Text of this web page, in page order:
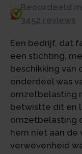
Beoordeeld
3452 reviews
Een bedrijf, dat
een stichting,
beschikking van
onderdeel was
omzetbelasting
betwistte dit en
omzetbelasting
hem niet aan de
verwevenheid